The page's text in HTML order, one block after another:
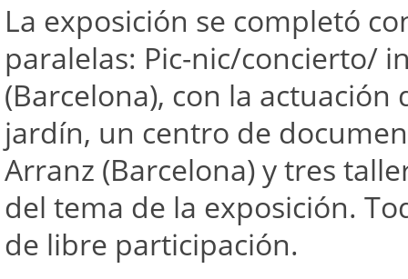
La exposición se completó
paralelas: Pic-nic/concierto/
(Barcelona), con la
jardín, un centro de
Arranz (Barcelona) y tres
del tema de la exposición.
de libre participación.